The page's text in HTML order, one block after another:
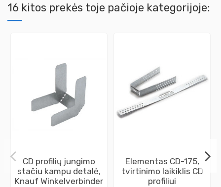
16 kitos prekės toje pačioje kategorijoje:
CD profilių jungimo
stačiu kampu detalė,
Knauf Winkelverbinder
Elementas CD-175,
tvirtinimo laikiklis CD
profiliui